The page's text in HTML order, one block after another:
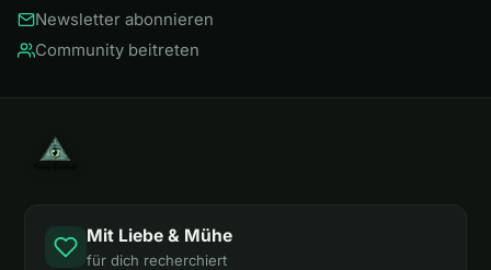
Newsletter abonnieren
Community beitreten
Mit Liebe & Mühe
für dich recherchiert